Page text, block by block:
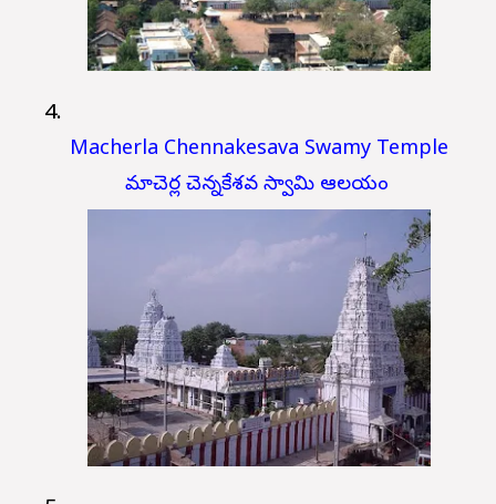
Macherla Chennakesava Swamy Temple
మాచెర్ల చెన్నకేశవ స్వామి ఆలయం